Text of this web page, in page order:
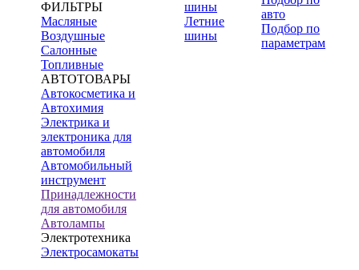
ФИЛЬТРЫ
Масляные
Воздушные
Салонные
Топливные
АВТОТОВАРЫ
Автокосметика и
Автохимия
Электрика и
электроника для
автомобиля
Автомобильный
инструмент
Принадлежности
для автомобиля
Автолампы
Электротехника
Электросамокаты
шины
Летние
шины
авто
Подбор по
параметрам